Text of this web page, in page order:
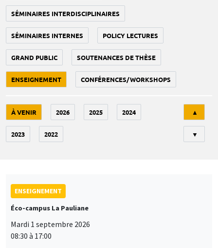
SÉMINAIRES INTERDISCIPLINAIRES
SÉMINAIRES INTERNES POLICY LECTURES
GRAND PUBLIC SOUTENANCES DE THÈSE
ENSEIGNEMENT CONFÉRENCES/WORKSHOPS
À VENIR 2026 2025 2024
2023 2022
▲
▼
ENSEIGNEMENT
Éco-campus La Pauliane
Mardi 1 septembre 2026
08:30 à 17:00